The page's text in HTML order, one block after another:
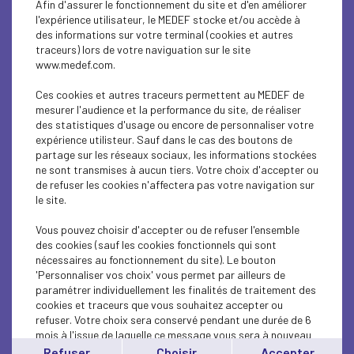
SUSTAINABLE DEVELOPMENT
SUSTAINABLE DEVELOPMENT
SOCIAL
SUSTAINABLE DEVELOPMENT
INTERNATIONAL - EUROPE
ECONOMY
ECONOMY
INTERNATIONAL - EUROPE
INTERNATIONAL - EUROPE
Afin d'assurer le fonctionnement du site et d'en améliorer
l'expérience utilisateur, le MEDEF stocke et/ou accède à
des informations sur votre terminal (cookies et autres
traceurs) lors de votre naviguation sur le site
www.medef.com.
Ces cookies et autres traceurs permettent au MEDEF de
mesurer l'audience et la performance du site, de réaliser
des statistiques d'usage ou encore de personnaliser votre
expérience utilisteur. Sauf dans le cas des boutons de
partage sur les réseaux sociaux, les informations stockées
ne sont transmises à aucun tiers. Votre choix d'accepter ou
de refuser les cookies n'affectera pas votre navigation sur
le site.
Vous pouvez choisir d'accepter ou de refuser l'ensemble
des cookies (sauf les cookies fonctionnels qui sont
nécessaires au fonctionnement du site). Le bouton
'Personnaliser vos choix' vous permet par ailleurs de
paramétrer individuellement les finalités de traitement des
cookies et traceurs que vous souhaitez accepter ou
refuser. Votre choix sera conservé pendant une durée de 6
mois à l'issue de laquelle ce message vous sera à nouveau
affiché..